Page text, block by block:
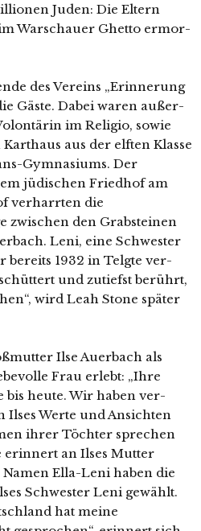
Juden: Die Eltern
Warschauer Ghetto ermor­
des Vereins „Erinnerung
Gäste. Dabei waren außer­
im Religio, sowie
aus der elf­ten Klasse
Gymnasiums. Der
jüdi­schen Friedhof am
ver­harr­ten die
zwi­schen den Grabsteinen
Leni, eine Schwester
bereits 1932 in Telgte ver­
und zutiefst berührt,
wird Leah Stone spä­ter
Ilse Auerbach als
Frau erlebt: „Ihre
bis heu­te. Wir haben ver­
Ilses Werte und Ansichten
ihrer Töchter spre­chen
erin­nert an Ilses Mutter
Ella-Leni haben die
Schwester Leni gewählt.
hat mei­ne